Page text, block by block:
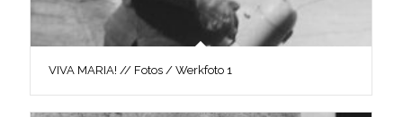
VIVA MARIA! // Fotos / Werkfoto 1